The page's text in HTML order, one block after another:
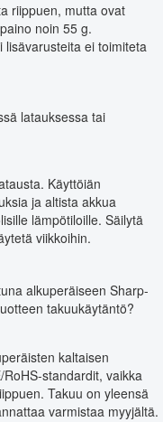
riippuen, mutta ovat
noin 55 g.
lisävarusteita ei toimiteta
latauksessa tai
Käyttöiän
ja altista akkua
lämpötiloille. Säilytä
viikkoihin.
alkuperäiseen Sharp-
takuukäytäntö?
kaltaisen
standardit, vaikka
Takuu on yleensä
varmistaa myyjältä.